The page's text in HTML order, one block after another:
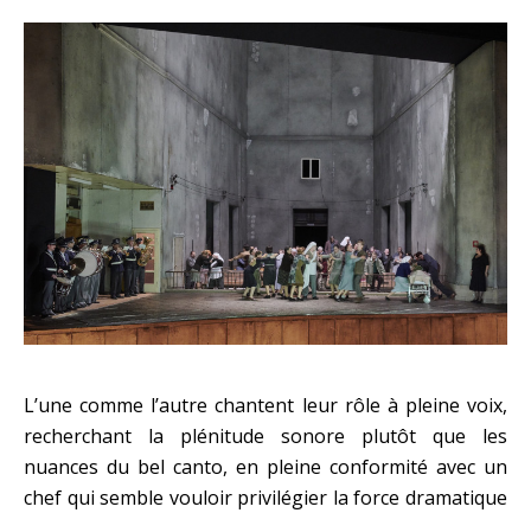
L’une comme l’autre chantent leur rôle à pleine voix,
recherchant la plénitude sonore plutôt que les
nuances du bel canto, en pleine conformité avec un
chef qui semble vouloir privilégier la force dramatique